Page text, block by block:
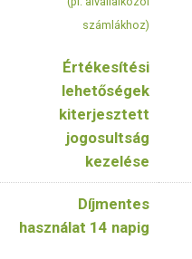
számlákhoz)
Értékesítési
lehetőségek
kiterjesztett
jogosultság
kezelése
Díjmentes
használat 14 napig